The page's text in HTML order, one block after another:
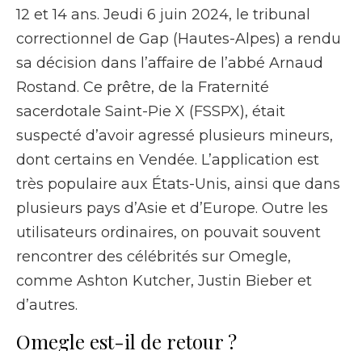
12 et 14 ans. Jeudi 6 juin 2024, le tribunal
correctionnel de Gap (Hautes-Alpes) a rendu
sa décision dans l’affaire de l’abbé Arnaud
Rostand. Ce prêtre, de la Fraternité
sacerdotale Saint-Pie X (FSSPX), était
suspecté d’avoir agressé plusieurs mineurs,
dont certains en Vendée. L’application est
très populaire aux États-Unis, ainsi que dans
plusieurs pays d’Asie et d’Europe. Outre les
utilisateurs ordinaires, on pouvait souvent
rencontrer des célébrités sur Omegle,
comme Ashton Kutcher, Justin Bieber et
d’autres.
Omegle est-il de retour ?